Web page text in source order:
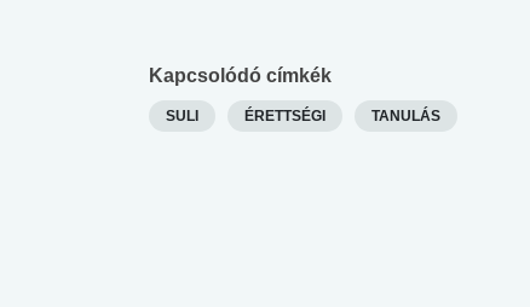
Kapcsolódó címkék
SULI ÉRETTSÉGI TANULÁS